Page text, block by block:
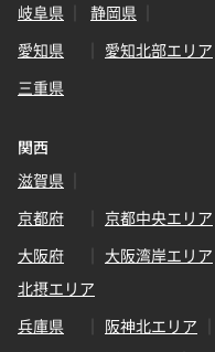
岐阜県
静岡県
愛知県
愛知北部エリア
三重県
関西
滋賀県
京都府
京都中央エリア
大阪府
大阪湾岸エリア
北摂エリア
兵庫県
阪神北エリア